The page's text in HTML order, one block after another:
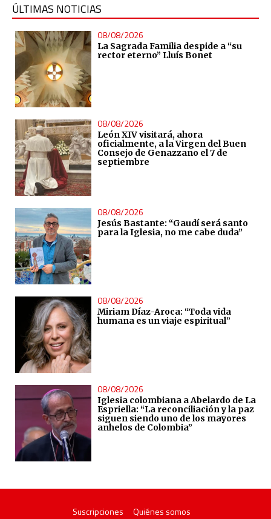
ÚLTIMAS NOTICIAS
08/08/2026
La Sagrada Familia despide a “su
rector eterno” Lluís Bonet
08/08/2026
León XIV visitará, ahora
oficialmente, a la Virgen del Buen
Consejo de Genazzano el 7 de
septiembre
08/08/2026
Jesús Bastante: “Gaudí será santo
para la Iglesia, no me cabe duda”
08/08/2026
Miriam Díaz-Aroca: “Toda vida
humana es un viaje espiritual”
08/08/2026
Iglesia colombiana a Abelardo de La
Espriella: “La reconciliación y la paz
siguen siendo uno de los mayores
anhelos de Colombia”
Suscripciones Quiénes somos